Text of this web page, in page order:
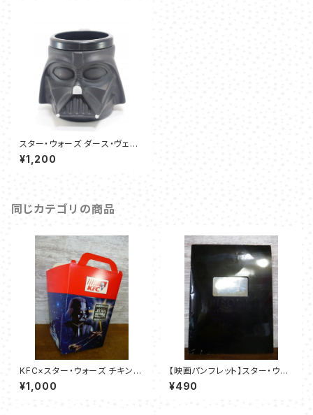
スター・ウォーズ ダース・ヴェー
ダー キッズカップ APPLAUSE 1
997
¥1,200
同じカテゴリの商品
KFC×スター・ウォーズ チキンボ
ックス（３枚セット）
¥1,000
【映画パンフレット】スター・ウォ
ーズ エピソードI ファントムメナ
ス
¥490